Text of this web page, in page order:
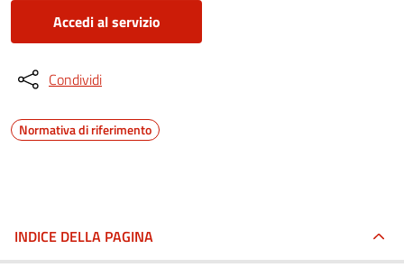
Accedi al servizio
Condividi
Normativa di riferimento
INDICE DELLA PAGINA